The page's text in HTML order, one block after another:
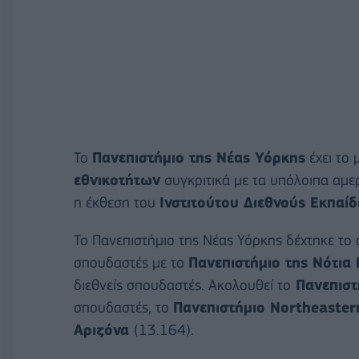
Το Πανεπιστήμιο της Νέας Υόρκης έχει
εθνικοτήτων συγκριτικά με τα υπόλοιπα
η έκθεση του Ινστιτούτου Διεθνούς
Το Πανεπιστήμιο της Νέας Υόρκης δέχτηκε
σπουδαστές με το Πανεπιστήμιο της Νότια
διεθνείς σπουδαστές. Ακολουθεί το
σπουδαστές, το Πανεπιστήμιο
Αριζόνα (13.164).